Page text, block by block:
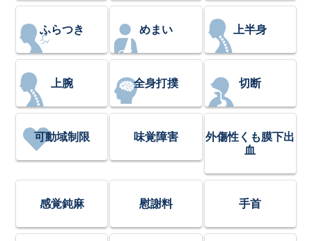
ふらつき めまい 上半身
上腕 全身打撲 切断
可動域制限 味覚障害
外傷性くも膜下出
血
感覚鈍麻 慰謝料 手首